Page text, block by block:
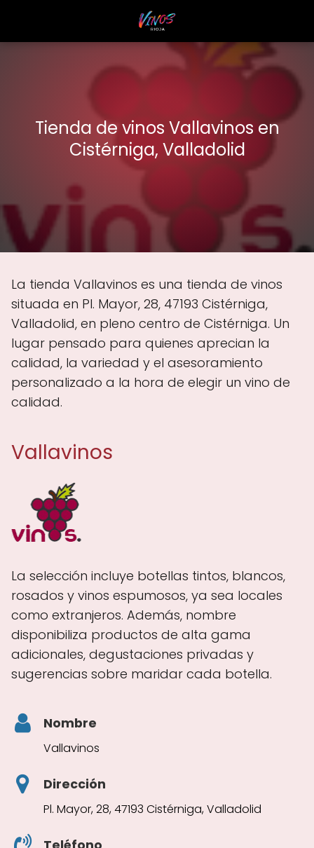
Tienda de vinos Vallavinos en
Cistérniga, Valladolid
La tienda Vallavinos es una tienda de vinos
situada en Pl. Mayor, 28, 47193 Cistérniga,
Valladolid, en pleno centro de Cistérniga. Un
lugar pensado para quienes aprecian la
calidad, la variedad y el asesoramiento
personalizado a la hora de elegir un vino de
calidad.
Vallavinos
La selección incluye botellas tintos, blancos,
rosados y vinos espumosos, ya sea locales
como extranjeros. Además, nombre
disponibiliza productos de alta gama
adicionales, degustaciones privadas y
sugerencias sobre maridar cada botella.
Nombre
Vallavinos
Dirección
Pl. Mayor, 28, 47193 Cistérniga, Valladolid